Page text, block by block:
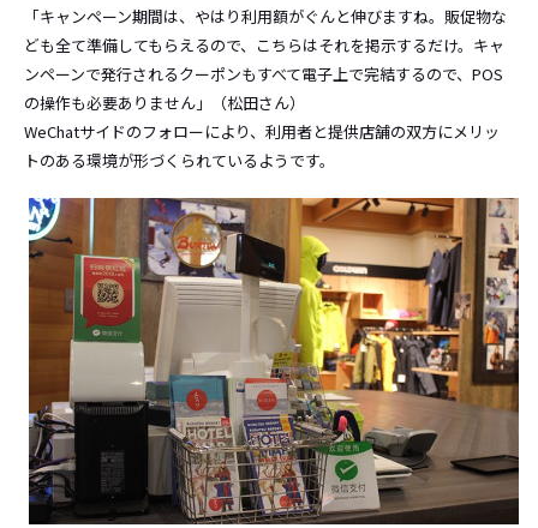
「キャンペーン期間は、やはり利用額がぐんと伸びますね。販促物な
ども全て準備してもらえるので、こちらはそれを掲示するだけ。キャ
ンペーンで発行されるクーポンもすべて電子上で完結するので、POS
の操作も必要ありません」（松田さん）
WeChatサイドのフォローにより、利用者と提供店舗の双方にメリッ
トのある環境が形づくられているようです。